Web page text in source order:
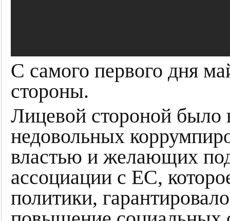
С самого первого дня
стороны.
Лицевой стороной было
недовольных
властью и желающих
ассоциации с ЕС,
политики,